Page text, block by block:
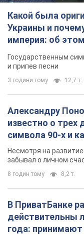
Александру
известно о трех
символа 90-х и
забывал о личном
действительны
года: принимают
банки такие
принимают старые